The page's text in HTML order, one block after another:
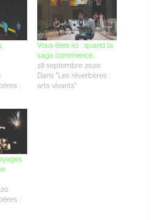
:
Vous êtes ici : quand la
saga commence…
18 septembre 2020
Dans "Les réverbères :
arts vivants"
: